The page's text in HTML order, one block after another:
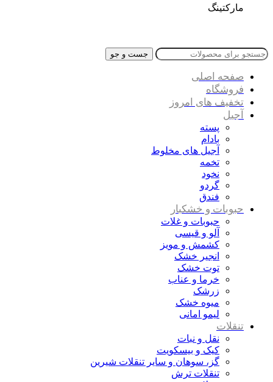
مارکتینگ
جست و جو
صفحه اصلی
فروشگاه
تخفیف های امروز
آجیل
پسته
بادام
آجیل های مخلوط
تخمه
نخود
گردو
فندق
حبوبات و خشکبار
حبوبات و غلات
آلو و قیسی
کشمش و مویز
انجیر خشک
توت خشک
خرما و عناب
زرشک
میوه خشک
لیمو امانی
تنقلات
نقل و نبات
کیک و بیسکویت
گز، سوهان و سایر تنقلات شیرین
تنقلات ترش